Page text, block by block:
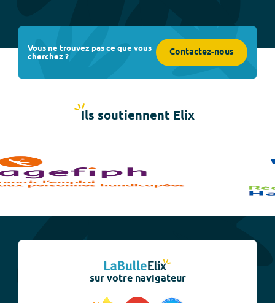
Vous ne trouvez pas ce que vous
cherchez ? Contactez-nous
Ils soutiennent Elix
sur votre navigateur